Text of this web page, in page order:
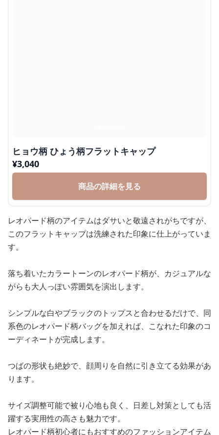
ヒョウ柄 ひょう柄フラットキャップ
¥3,040
商品の詳細を見る
レオパード柄のアイテムはダサいと敬遠されがちですが、
このフラットキャップは洗練された印象に仕上がっていま
す。
落ち着いたカラートーンのレオパード柄が、カジュアルな
がらも大人っぽい雰囲気を演出します。
シンプルな白やブラックのトップスと合わせるだけで、同
系色のレオパード柄バッグを加えれば、こなれた印象のコ
ーディネートが完成します。
つばの形状も絶妙で、顔周りを自然に引き立てる効果があ
ります。
サイズ調整可能で被り心地も良く、日差し対策としても活
躍する実用性の高さも魅力です。
レオパード柄初心者にもおすすめのファッションアイテム